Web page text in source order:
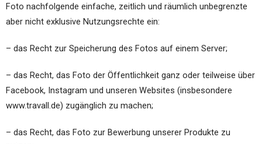
Foto nachfolgende einfache, zeitlich und räumlich unbegrenzte
aber nicht exklusive Nutzungsrechte ein:
– das Recht zur Speicherung des Fotos auf einem Server;
– das Recht, das Foto der Öffentlichkeit ganz oder teilweise über
Facebook, Instagram und unseren Websites (insbesondere
www.travall.de) zugänglich zu machen;
– das Recht, das Foto zur Bewerbung unserer Produkte zu